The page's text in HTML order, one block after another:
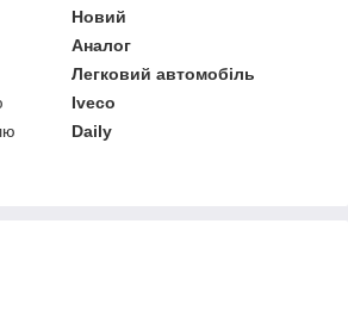
Новий
Аналог
Легковий автомобіль
Iveco
Daily